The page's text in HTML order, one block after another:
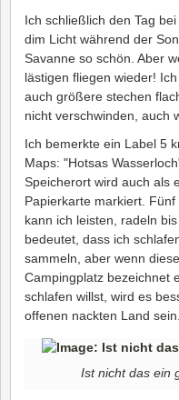
Ich schließlich den Tag
dim Licht während der
Savanne so schön. Aber
lästigen fliegen wieder!
auch größere stechen
nicht verschwinden, auch
Ich bemerkte ein Label 5
Maps: "Hotsas
Speicherort wird auch als
Papierkarte markiert.
kann ich leisten, radeln
bedeutet, dass ich
sammeln, aber wenn
Campingplatz bezeichnet
schlafen willst, wird es
offenen nackten Land sein.
Ist nicht das ein